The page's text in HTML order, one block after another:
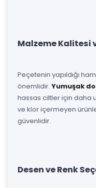
Malzeme Kalitesi
Peçetenin yapıldığı
önemlidir. Yumuşak
hassas ciltler için daha
ve klor içermeyen
güvenlidir.
Desen ve Renk